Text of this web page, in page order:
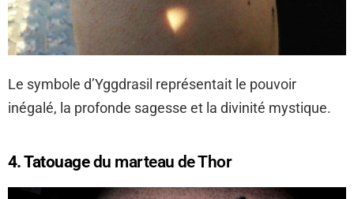
Le symbole d’Yggdrasil représentait le pouvoir
inégalé, la profonde sagesse et la divinité mystique.
4. Tatouagedu marteau de Thor